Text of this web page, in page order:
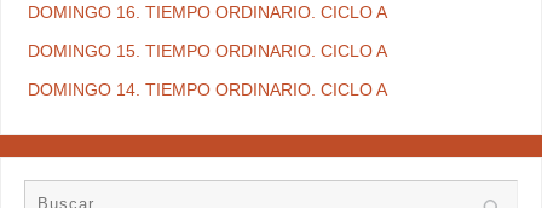
DOMINGO 16. TIEMPO ORDINARIO. CICLO A
DOMINGO 15. TIEMPO ORDINARIO. CICLO A
DOMINGO 14. TIEMPO ORDINARIO. CICLO A